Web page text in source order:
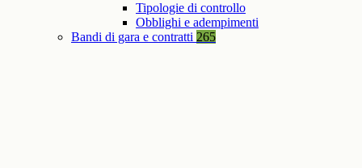
Tipologie di controllo
Obblighi e adempimenti
Bandi di gara e contratti 265